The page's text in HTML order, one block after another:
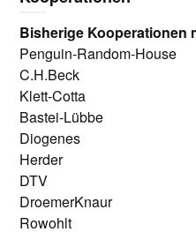
Bisherige Kooperationen
Penguin-Random-House
C.H.Beck
Klett-Cotta
Bastei-Lübbe
Diogenes
Herder
DTV
DroemerKnaur
Rowohlt